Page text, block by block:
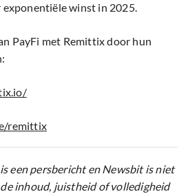
exponentiële winst in 2025.
PayFi met Remittix door hun
remittix
een persbericht en Newsbit is niet
inhoud, juistheid of volledigheid